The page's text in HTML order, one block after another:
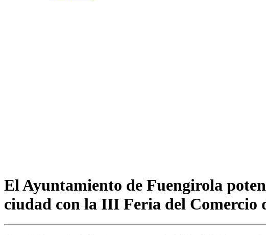
El Ayuntamiento de Fuengirola
ciudad con la III Feria del Comercio